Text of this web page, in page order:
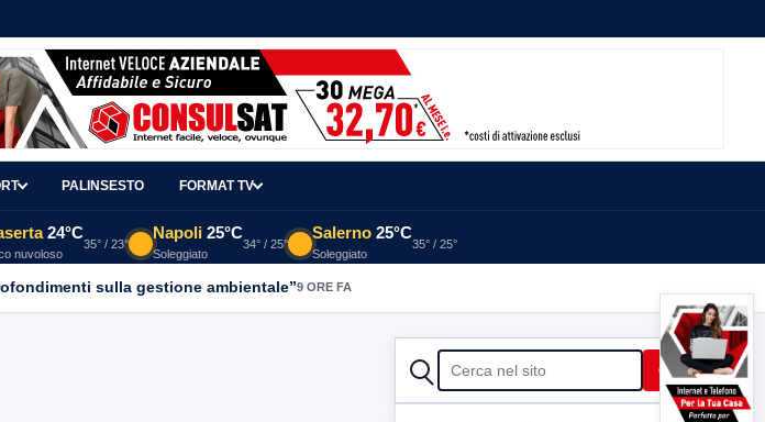
PALINSESTO FORMAT TV
24°C
nuvoloso
35° / 23°
Napoli 25°C
Soleggiato
34° / 25°
Salerno 25°C
Soleggiato
35° / 25°
sulla gestione ambientale”9 ORE FA
CERCA Cerca